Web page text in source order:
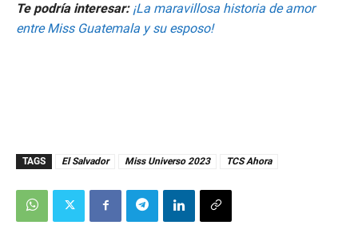
Te podría interesar: ¡La maravillosa historia de amor
entre Miss Guatemala y su esposo!
TAGS El Salvador Miss Universo 2023 TCS Ahora